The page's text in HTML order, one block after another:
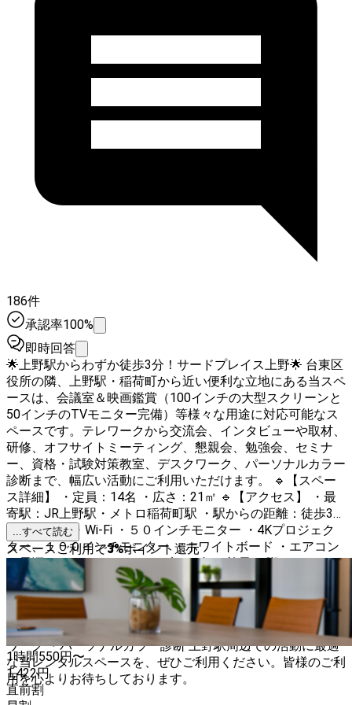
186件
承認率100%
即時回答
🌟上野駅からわずか徒歩3分！サードプレイス上野🌟 台東区
役所の隣、上野駅・稲荷町から近い便利な立地にある当スペ
ースは、会議室＆映画鑑賞（100インチの大型スクリーンと
50インチのTVモニター完備）等様々な用途に対応可能なス
ペースです。テレワークから交流会、インタビューや取材、
研修、オフサイトミーティング、懇親会、勉強会、セミナ
ー、資格・試験対策教室、デスクワーク、パーソナルカラー
診断まで、幅広い活動にご利用いただけます。 🔹【スペー
ス詳細】 ・定員：14名 ・広さ：21㎡ 🔹【アクセス】 ・最
寄駅：JR上野駅・メトロ稲荷町駅 ・駅からの距離：徒歩3分
🔹【設備】 ・Wi-Fi ・５０インチモニター ・4Kプロジェク
ター、１００インチモニター ・ホワイトボード ・エアコン
・電源・コンセント ・テーブル４台 ・椅子14脚（オフィス
チェアー8脚、補助イス6脚） 🔹【利用可能な用途】 ・会
議、面談 ・映画鑑賞 ・テレワーク ・交流会・ミートアップ
・インタビュー・取材 ・研修 ・オフサイトミーティング ・
懇親会 ・勉強会・セミナー ・資格・試験対策教室 ・デスク
ワーク ・パーソナルカラー診断 上野駅周辺での活動に最適
な当レンタルスペースを、ぜひご利用ください。皆様のご利
用を心よりお待ちしております。
...すべて読む
スペースご利用で3%ポイント還元
1時間550円〜
1,422円
直前割